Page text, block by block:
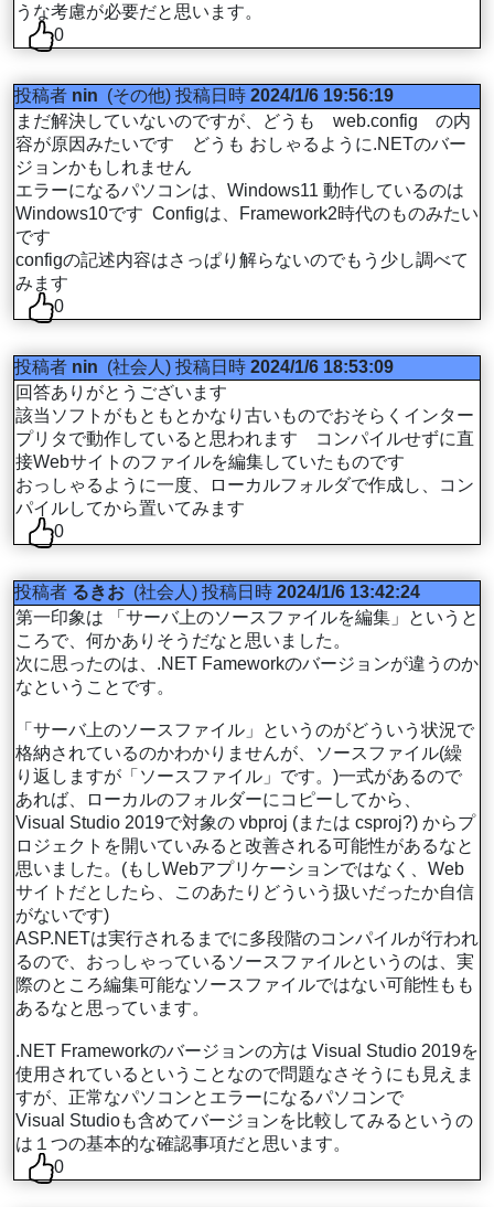
うな考慮が必要だと思います。
0
投稿者 nin (その他) 投稿日時 2024/1/6 19:56:19
まだ解決していないのですが、どうも web.config の内
容が原因みたいです どうも おしゃるように.NETのバー
ジョンかもしれません
エラーになるパソコンは、Windows11 動作しているのは
Windows10です Configは、Framework2時代のものみたい
です
configの記述内容はさっぱり解らないのでもう少し調べて
みます
0
投稿者 nin (社会人) 投稿日時 2024/1/6 18:53:09
回答ありがとうございます
該当ソフトがもともとかなり古いものでおそらくインター
プリタで動作していると思われます コンパイルせずに直
接Webサイトのファイルを編集していたものです
おっしゃるように一度、ローカルフォルダで作成し、コン
パイルしてから置いてみます
0
投稿者 るきお (社会人) 投稿日時 2024/1/6 13:42:24
第一印象は 「サーバ上のソースファイルを編集」というと
ころで、何かありそうだなと思いました。
次に思ったのは、.NET Fameworkのバージョンが違うのか
なということです。
「サーバ上のソースファイル」というのがどういう状況で
格納されているのかわかりませんが、ソースファイル(繰
り返しますが「ソースファイル」です。)一式があるので
あれば、ローカルのフォルダーにコピーしてから、
Visual Studio 2019で対象の vbproj (または csproj?) からプ
ロジェクトを開いていみると改善される可能性があるなと
思いました。(もしWebアプリケーションではなく、Web
サイトだとしたら、このあたりどういう扱いだったか自信
がないです)
ASP.NETは実行されるまでに多段階のコンパイルが行われ
るので、おっしゃっているソースファイルというのは、実
際のところ編集可能なソースファイルではない可能性もも
あるなと思っています。
.NET Frameworkのバージョンの方は Visual Studio 2019を
使用されているということなので問題なさそうにも見えま
すが、正常なパソコンとエラーになるパソコンで
Visual Studioも含めてバージョンを比較してみるというの
は１つの基本的な確認事項だと思います。
0